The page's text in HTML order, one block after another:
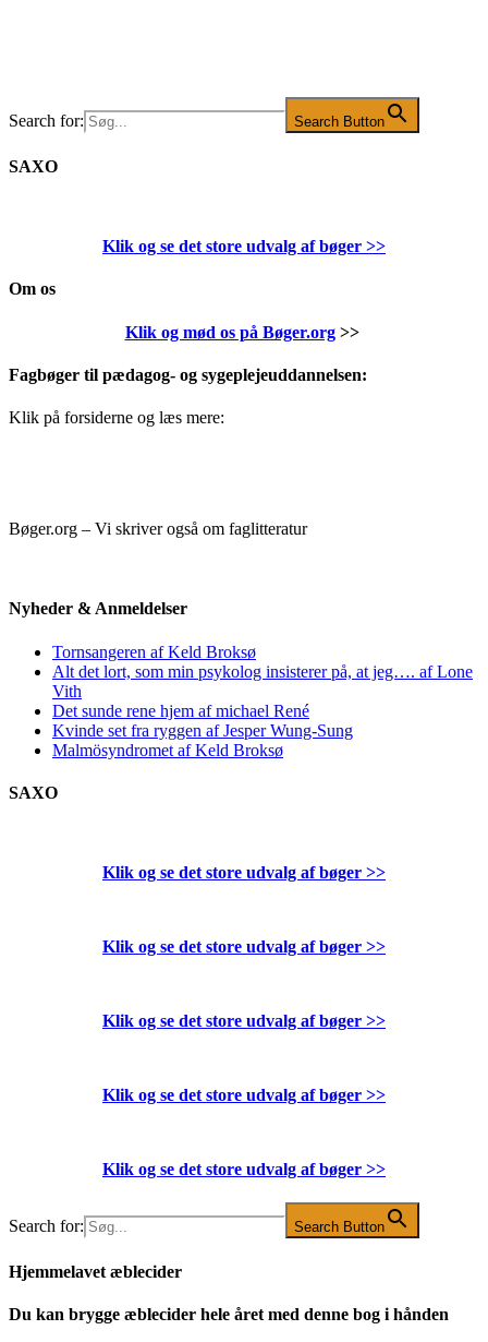
Search for: Search Button
SAXO
Klik og se det store udvalg af bøger >>
Om os
Klik og mød os på Bøger.org>>
Fagbøger til pædagog- og sygeplejeuddannelsen:
Klik på forsiderne og læs mere:
Bøger.org – Vi skriver også om faglitteratur
Nyheder & Anmeldelser
Tornsangeren af Keld Broksø
Alt det lort, som min psykolog insisterer på, at jeg…. af Lone
Vith
Det sunde rene hjem af michael René
Kvinde set fra ryggen af Jesper Wung-Sung
Malmösyndromet af Keld Broksø
SAXO
Klik og se det store udvalg af bøger >>
Klik og se det store udvalg af bøger >>
Klik og se det store udvalg af bøger >>
Klik og se det store udvalg af bøger >>
Klik og se det store udvalg af bøger >>
Search for: Search Button
Hjemmelavet æblecider
Du kan brygge æblecider hele året med denne bog i hånden